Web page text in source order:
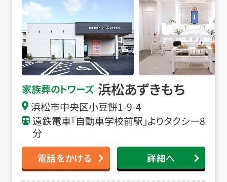
家族葬のトワーズ 浜松あずきもち
浜松市中央区小豆餅1-9-4
遠鉄電車「自動車学校前駅」よりタクシー8
分
電話をかける 詳細へ